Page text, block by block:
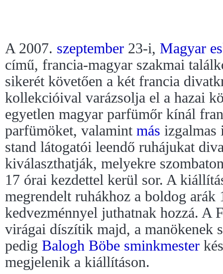
A 2007. szeptember 23-i, Magyar
című, francia-magyar szakmai
sikerét követően a két francia
kollekcióival varázsolja el a hazai
egyetlen magyar parfümőr kínál
parfümöket, valamint más izgalmas
stand látogatói leendő ruhájukat
kiválaszthatják, melyekre
17 órai kezdettel kerül sor. A
megrendelt ruhákhoz a boldog arák
kedvezménnyel juthatnak hozzá. A
virágai díszítik majd, a manökenek
pedig Balogh Böbe sminkmester
megjelenik a kiállításon.